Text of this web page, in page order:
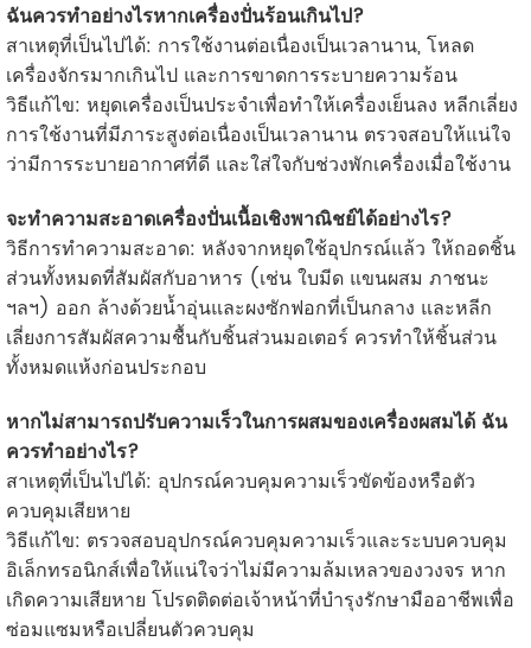
ฉันควรทำอย่างไรหากเครื่องปั่นร้อนเกินไป?
สาเหตุที่เป็นไปได้: การใช้งานต่อเนื่องเป็นเวลานาน, โหลด
เครื่องจักรมากเกินไป และการขาดการระบายความร้อน
วิธีแก้ไข: หยุดเครื่องเป็นประจำเพื่อทำให้เครื่องเย็นลง หลีกเลี่ยง
การใช้งานที่มีภาระสูงต่อเนื่องเป็นเวลานาน ตรวจสอบให้แน่ใจ
ว่ามีการระบายอากาศที่ดี และใส่ใจกับช่วงพักเครื่องเมื่อใช้งาน
จะทำความสะอาดเครื่องปั่นเนื้อเชิงพาณิชย์ได้อย่างไร?
วิธีการทำความสะอาด: หลังจากหยุดใช้อุปกรณ์แล้ว ให้ถอดชิ้น
ส่วนทั้งหมดที่สัมผัสกับอาหาร (เช่น ใบมีด แขนผสม ภาชนะ
ฯลฯ) ออก ล้างด้วยน้ำอุ่นและผงซักฟอกที่เป็นกลาง และหลีก
เลี่ยงการสัมผัสความชื้นกับชิ้นส่วนมอเตอร์ ควรทำให้ชิ้นส่วน
ทั้งหมดแห้งก่อนประกอบ
หากไม่สามารถปรับความเร็วในการผสมของเครื่องผสมได้ ฉัน
ควรทำอย่างไร?
สาเหตุที่เป็นไปได้: อุปกรณ์ควบคุมความเร็วขัดข้องหรือตัว
ควบคุมเสียหาย
วิธีแก้ไข: ตรวจสอบอุปกรณ์ควบคุมความเร็วและระบบควบคุม
อิเล็กทรอนิกส์เพื่อให้แน่ใจว่าไม่มีความล้มเหลวของวงจร หาก
เกิดความเสียหาย โปรดติดต่อเจ้าหน้าที่บำรุงรักษามืออาชีพเพื่อ
ซ่อมแซมหรือเปลี่ยนตัวควบคุม